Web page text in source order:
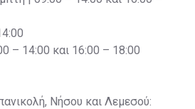
– 14:00 και 16:00 – 18:00
Νήσου και Λεμεσού: